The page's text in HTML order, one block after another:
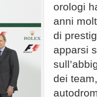
orologi
anni
di
apparsi
dei